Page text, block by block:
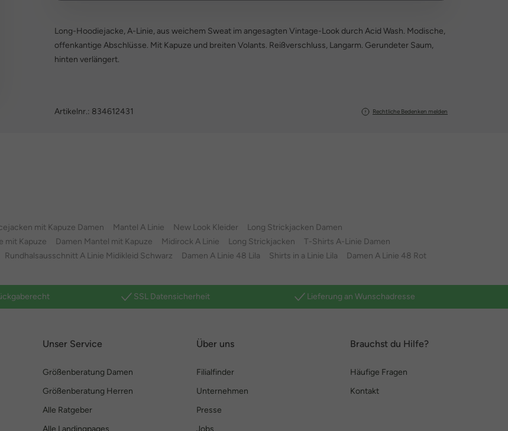
Long-Hoodiejacke, A-Linie, aus weichem Sweat im angesagten Vintage-Look durch Acid Wash. Modische,
offenkantige Abschlüsse. Mit Kapuze und breiten Volants. Reißverschluss, Langarm. Gerundeter Saum,
hinten verlängert.
Artikelnr.: 834612431 Rechtliche Bedenken melden
mit Kapuze Damen Mantel A Linie New Look Kleider
Long Strickjacken Damen
mit Kapuze Damen Mantel mit Kapuze Midirock A Linie Long Strickjacken
T-Shirts A-Linie Damen
Rundhalsausschnitt A Linie Midikleid Schwarz Damen A Linie 48 Lila Shirts in a Linie Lila Damen A Linie 48 Rot
SSL Datensicherheit Lieferung an Wunschadresse
Unser Service
Größenberatung Damen
Größenberatung Herren
Alle Ratgeber
Alle Landingpages
Über uns
Filialfinder
Unternehmen
Presse
Jobs
Brauchst du Hilfe?
Häufige Fragen
Kontakt